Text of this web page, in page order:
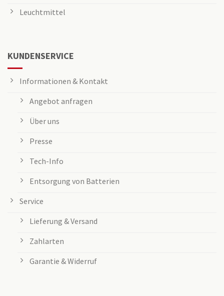
Leuchtmittel
KUNDENSERVICE
Informationen & Kontakt
Angebot anfragen
Über uns
Presse
Tech-Info
Entsorgung von Batterien
Service
Lieferung & Versand
Zahlarten
Garantie & Widerruf